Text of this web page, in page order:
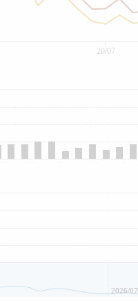
20/07
2026/07